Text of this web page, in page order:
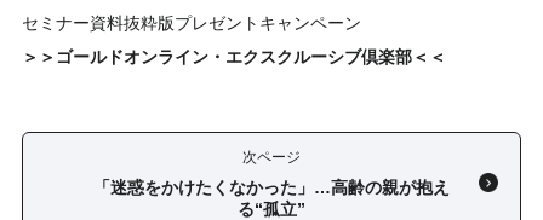
セミナー資料抜粋版プレゼントキャンペーン
＞＞ゴールドオンライン・エクスクルーシブ倶楽部＜＜
次ページ
「迷惑をかけたくなかった」…高齢の親が抱え
る“孤立”